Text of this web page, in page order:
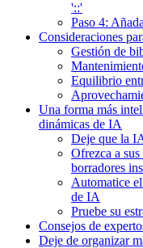
'::'
Paso 4:
Consideraciones
Gestión de
Equilibrio
Una forma más
dinámicas de IA
Deje que la
Ofrezca a
borradores
Automatice
de IA
Pruebe su
Consejos de
Deje de organizar